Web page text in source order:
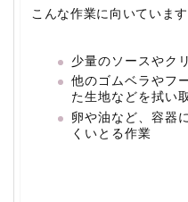
こんな作業に向いています
少量のソースやク
他のゴムベラやフ
た生地などを拭い
卵や油など、容器
くいとる作業